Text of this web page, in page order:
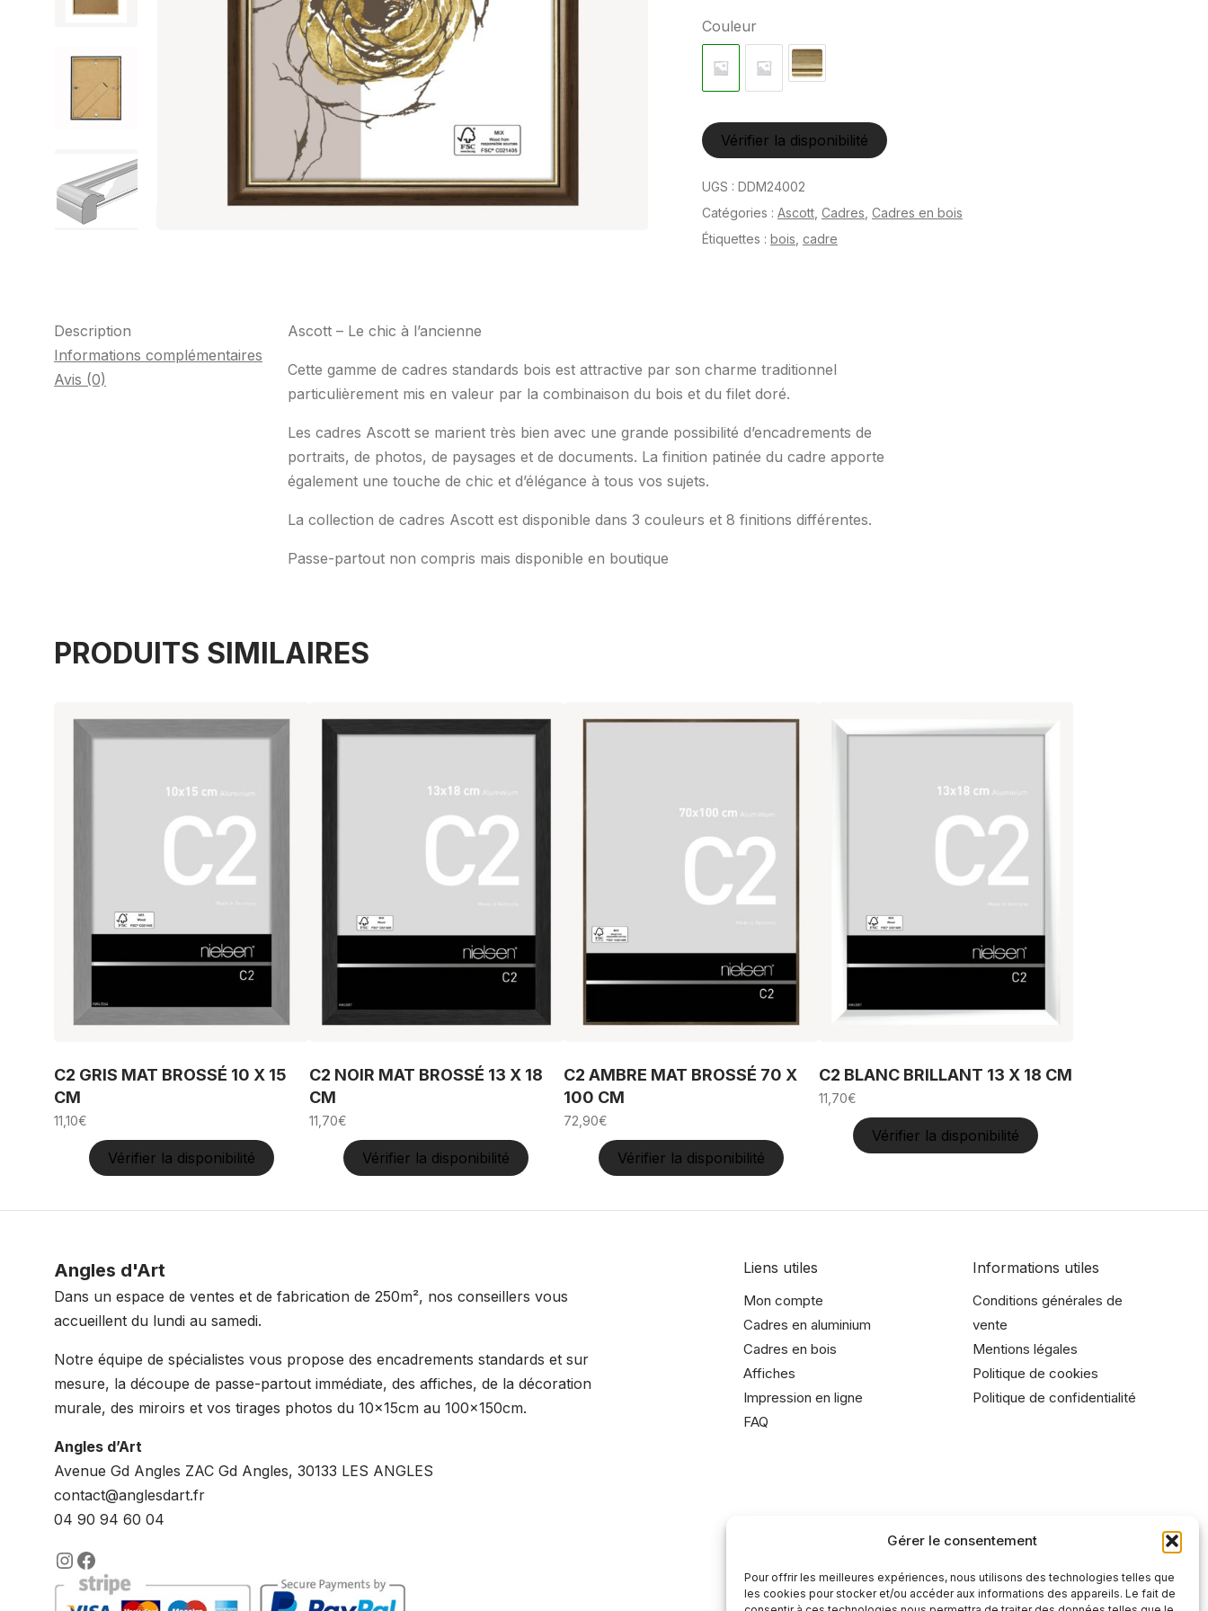
Gérer le consentement
Pour offrir les meilleures expériences, nous utilisons des technologies telles que
les cookies pour stocker et/ou accéder aux informations des appareils. Le fait de
Couleur
Vérifier la disponibilité
UGS : DDM24002
Catégories : Ascott, Cadres, Cadres en bois
Étiquettes : bois, cadre
Description
Informations complémentaires
Avis (0)
Ascott – Le chic à l’ancienne
Cette gamme de cadres standards bois est attractive par son charme traditionnel
particulièrement mis en valeur par la combinaison du bois et du filet doré.
Les cadres Ascott se marient très bien avec une grande possibilité d’encadrements de
portraits, de photos, de paysages et de documents. La finition patinée du cadre apporte
également une touche de chic et d’élégance à tous vos sujets.
La collection de cadres Ascott est disponible dans 3 couleurs et 8 finitions différentes.
Passe-partout non compris mais disponible en boutique
PRODUITS SIMILAIRES
C2 GRIS MAT BROSSÉ 10 X 15
CM
11,10€
Vérifier la disponibilité
C2 NOIR MAT BROSSÉ 13 X 18
CM
11,70€
Vérifier la disponibilité
C2 AMBRE MAT BROSSÉ 70 X
100 CM
72,90€
Vérifier la disponibilité
C2 BLANC BRILLANT 13 X 18 CM
11,70€
Vérifier la disponibilité
Angles d'Art
Dans un espace de ventes et de fabrication de 250m², nos conseillers vous
accueillent du lundi au samedi.
Notre équipe de spécialistes vous propose des encadrements standards et sur
mesure, la découpe de passe-partout immédiate, des affiches, de la décoration
murale, des miroirs et vos tirages photos du 10x15cm au 100x150cm.
Angles d’Art
Avenue Gd Angles ZAC Gd Angles, 30133 LES ANGLES
contact@anglesdart.fr
04 90 94 60 04
https://www.instagram.com/lencadreurrochelais/
https://www.facebook.com/encadreurrochelais
Liens utiles
Mon compte
Cadres en aluminium
Cadres en bois
Affiches
Impression en ligne
FAQ
Informations utiles
Conditions générales de
vente
Mentions légales
Politique de cookies
Politique de confidentialité